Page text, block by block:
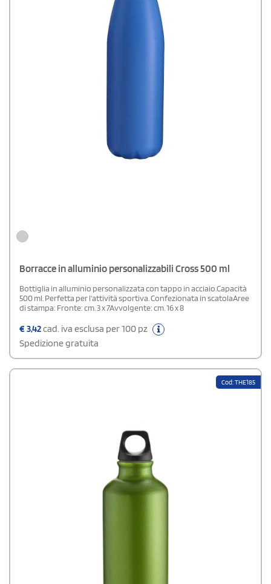
Borracce in alluminio personalizzabili Cross 500 ml
Bottiglia in alluminio personalizzata con tappo in acciaio.Capacità
500 ml. Perfetta per l'attività sportiva. Confezionata in scatolaAree
di stampa: Fronte: cm. 3 x 7Avvolgente: cm. 16 x 8
€3,42cad. iva esclusa per 100 pz
Spedizione gratuita
Cod: THE185